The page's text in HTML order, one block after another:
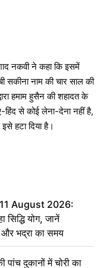
नकवी ने कहा कि इसमें
नाम की चार साल की
हमाम हुसैन की शहादत के
हिंद से कोई लेना-देना नहीं है,
हटा दिया है।
August 2026:
सिद्धि योग, जानें
और भद्रा का समय
दुकानों में चोरी का